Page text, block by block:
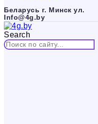
Беларусь г. Минск ул.
Info@4g.by
Search